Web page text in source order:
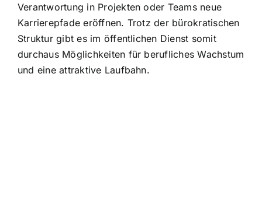
Verantwortung in Projekten oder Teams neue
Karrierepfade eröffnen. Trotz der bürokratischen
Struktur gibt es im öffentlichen Dienst somit
durchaus Möglichkeiten für berufliches Wachstum
und eine attraktive Laufbahn.